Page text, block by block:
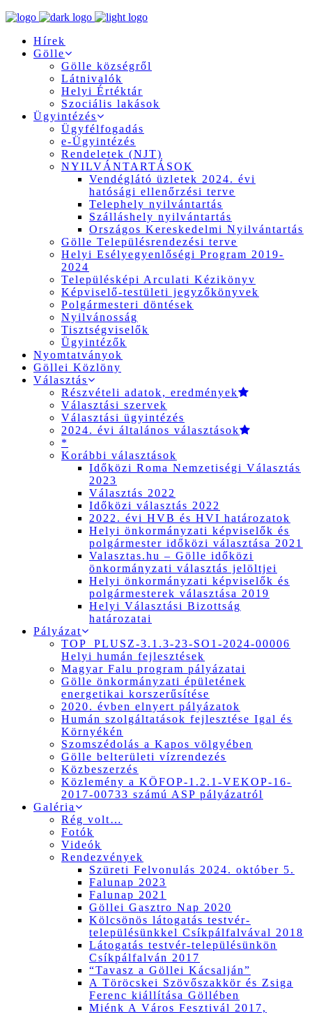
Hírek
Gölle
Gölle községről
Látnivalók
Helyi Értéktár
Szociális lakások
Ügyintézés
Ügyfélfogadás
e-Ügyintézés
Rendeletek (NJT)
NYILVÁNTARTÁSOK
Vendéglátó üzletek 2024. évi
hatósági ellenőrzési terve
Telephely nyilvántartás
Szálláshely nyilvántartás
Országos Kereskedelmi Nyilvántartás
Gölle Településrendezési terve
Helyi Esélyegyenlőségi Program 2019-
2024
Településképi Arculati Kézikönyv
Képviselő-testületi jegyzőkönyvek
Polgármesteri döntések
Nyilvánosság
Tisztségviselők
Ügyintézők
Nyomtatványok
Göllei Közlöny
Választás
Részvételi adatok, eredmények
Választási szervek
Választási ügyintézés
2024. évi általános választások
*
Korábbi választások
Időközi Roma Nemzetiségi Választás
2023
Választás 2022
Időközi választás 2022
2022. évi HVB és HVI határozatok
Helyi önkormányzati képviselők és
polgármester időközi választása 2021
Valasztas.hu – Gölle időközi
önkormányzati választás jelöltjei
Helyi önkormányzati képviselők és
polgármesterek választása 2019
Helyi Választási Bizottság
határozatai
Pályázat
TOP_PLUSZ-3.1.3-23-SO1-2024-00006
Helyi humán fejlesztések
Magyar Falu program pályázatai
Gölle önkormányzati épületének
energetikai korszerűsítése
2020. évben elnyert pályázatok
Humán szolgáltatások fejlesztése Igal és
Környékén
Szomszédolás a Kapos völgyében
Gölle belterületi vízrendezés
Közbeszerzés
Közlemény a KÖFOP-1.2.1-VEKOP-16-
2017-00733 számú ASP pályázatról
Galéria
Rég volt…
Fotók
Videók
Rendezvények
Szüreti Felvonulás 2024. október 5.
Falunap 2023
Falunap 2021
Göllei Gasztro Nap 2020
Kölcsönös látogatás testvér-
településünkkel Csíkpálfalvával 2018
Látogatás testvér-településünkön
Csíkpálfalván 2017
“Tavasz a Göllei Kácsalján”
A Töröcskei Szövőszakkör és Zsiga
Ferenc kiállítása Göllében
Miénk A Város Fesztivál 2017,